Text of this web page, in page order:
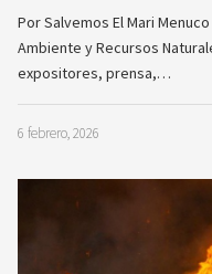
Por Salvemos El Mari
Ambiente y Recursos
expositores, prensa,…
6 febrero, 2026